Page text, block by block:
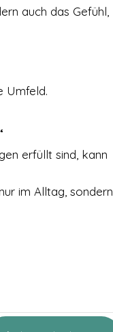
auch das Gefühl,
Umfeld.
erfüllt sind, kann
im Alltag, sondern